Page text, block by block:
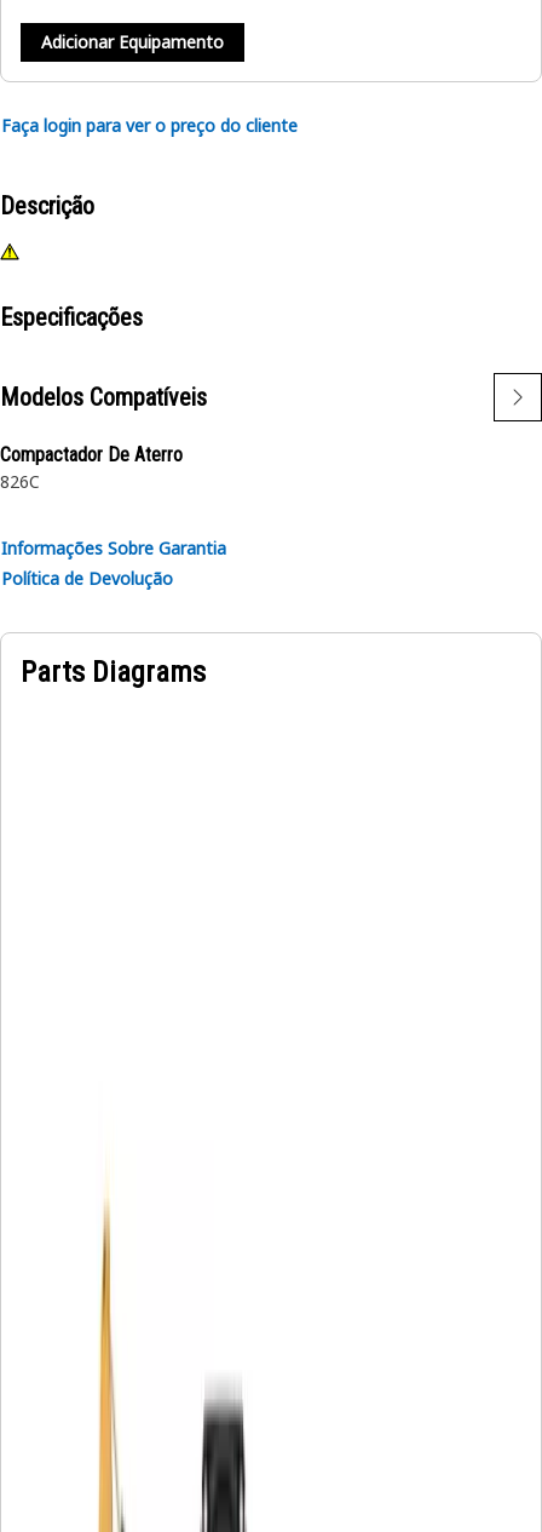
Adicionar Equipamento
Faça login para ver o preço do cliente
Descrição
Especificações
Modelos Compatíveis
Compactador De Aterro
826C
Informações Sobre Garantia
Política de Devolução
Parts Diagrams